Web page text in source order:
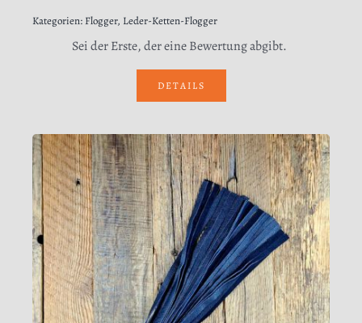
Kategorien: Flogger, Leder-Ketten-Flogger
Sei der Erste, der eine Bewertung abgibt.
DETAILS